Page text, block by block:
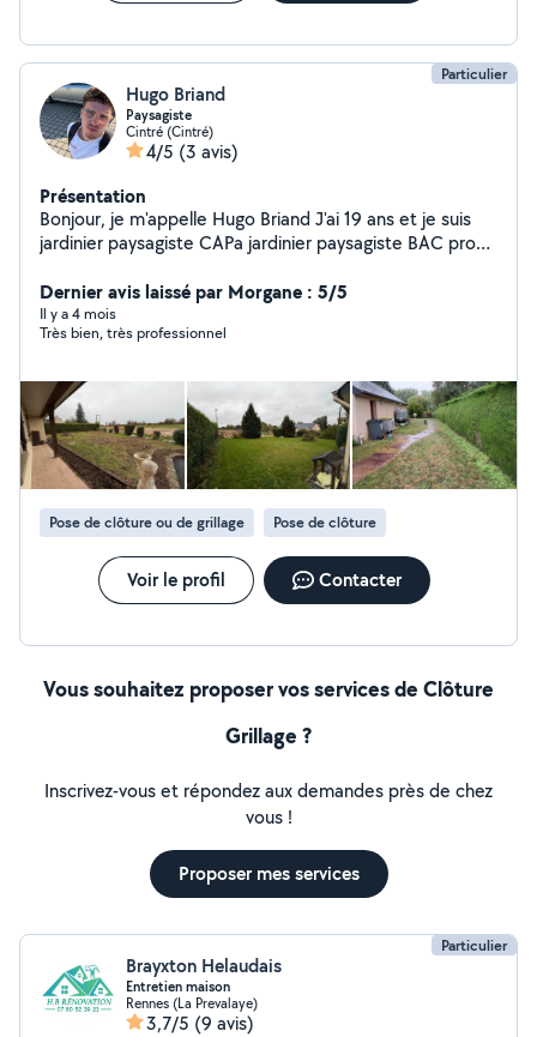
Particulier
Hugo Briand
Paysagiste
Cintré (Cintré)
4/5 (3 avis)
Présentation
Bonjour, je m'appelle Hugo Briand J'ai 19 ans et je suis
jardinier paysagiste CAPa jardinier paysagiste BAC pro
Depuis 5 ans dans le monde du paysage je suis très
motivé et passionné par le travail en extérieur, je
propose mes services pour l'entretien et
haies, désherbage, création de massifs, plantations.
Travaux de maçonnerie paysagère : terrasse, pavage,
chaînette de pavés mais aussi pose de gazon naturel ou
synthétique. Sérieux, ponctuel et à l'écoute, je m'adapte
à vos besoins pour un jardin toujours soigné et agréable
à vivre.
Dernier avis laissé par Morgane : 5/5
Il y a 4 mois
Très bien, très professionnel
Pose de clôture ou de grillage Pose de clôture
Voir le profil Contacter
Vous souhaitez proposer vos services de Clôture
Grillage ?
Inscrivez-vous et répondez aux demandes près de chez
vous !
Proposer mes services
Particulier
Brayxton Helaudais
Entretien maison
Rennes (La Prevalaye)
3,7/5 (9 avis)